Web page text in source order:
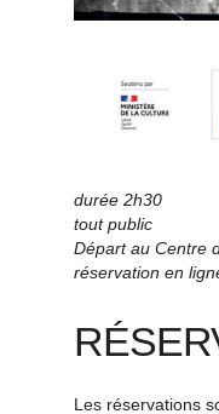
durée 2h30
tout public
Départ au Centre
réservation en
Les réservations